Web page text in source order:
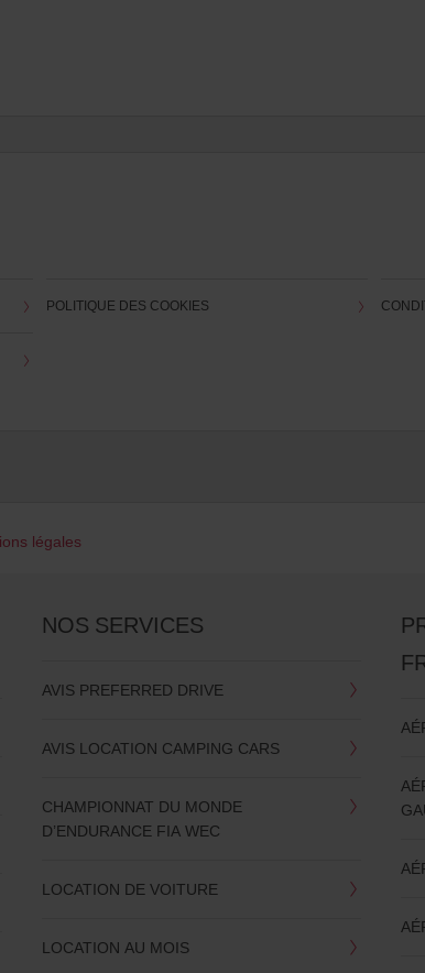
POLITIQUE DES COOKIES
légales
NOS SERVICES
AVIS PREFERRED DRIVE
AVIS LOCATION CAMPING CARS
CHAMPIONNAT DU MONDE
D’ENDURANCE FIA WEC
LOCATION DE VOITURE
LOCATION AU MOIS